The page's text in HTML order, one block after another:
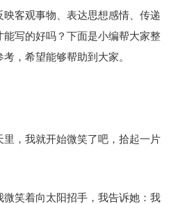
客观事物、表达思想感情、传递
写的好吗？下面是小编帮大家整
，希望能够帮助到大家。
，我就开始微笑了吧，拾起一片
笑着向太阳招手，我告诉她：我